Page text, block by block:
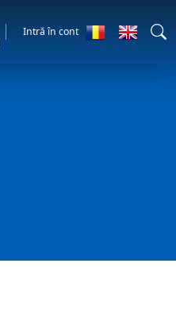
Intră în cont